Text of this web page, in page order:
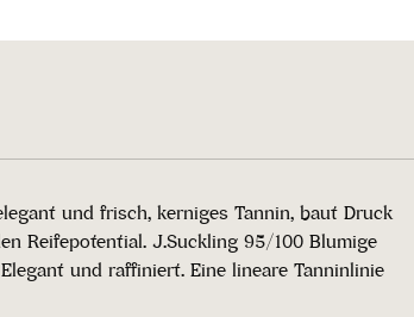
und frisch, kerniges Tannin, baut Druck
Reifepotential. J.Suckling 95/100 Blumige
und raffiniert. Eine lineare Tanninlinie